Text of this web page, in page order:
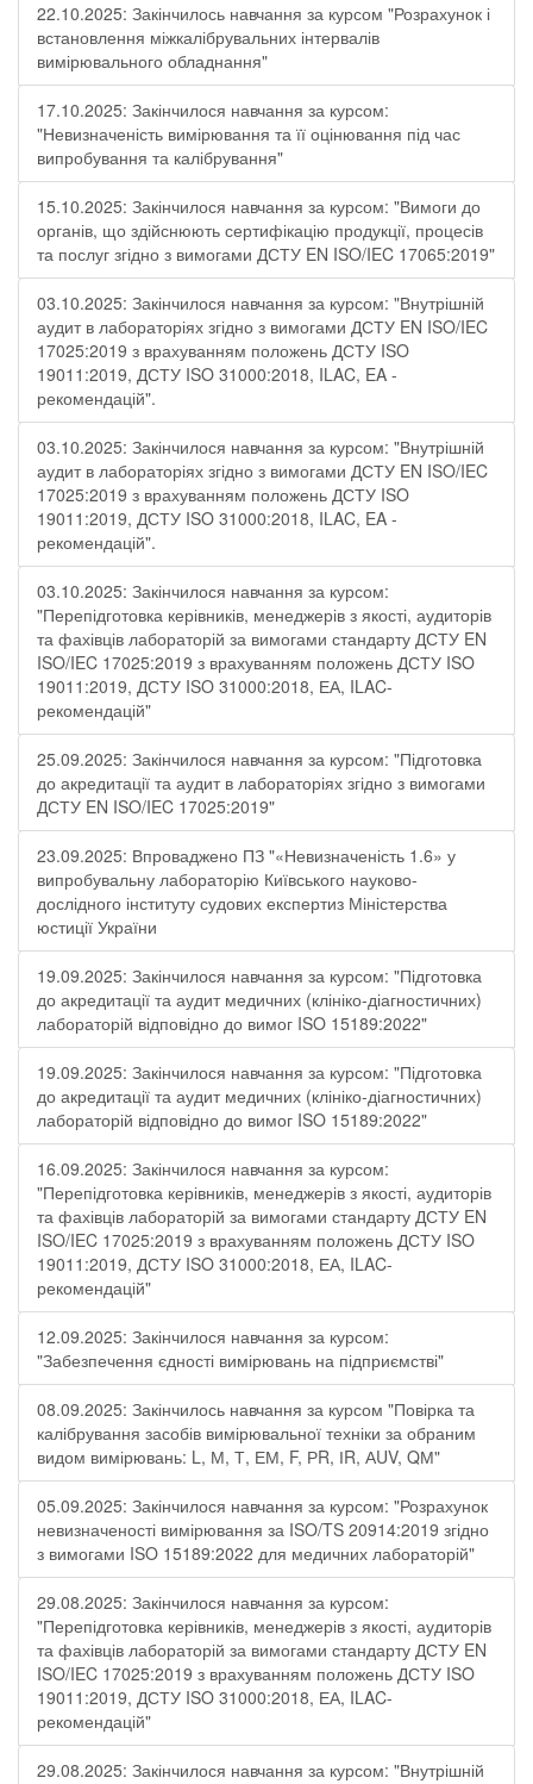
22.10.2025: Закінчилось навчання за курсом "Розрахунок і
встановлення міжкалібрувальних інтервалів
вимірювального обладнання"
17.10.2025: Закінчилося навчання за курсом:
"Невизначеність вимірювання та її оцінювання під час
випробування та калібрування"
15.10.2025: Закінчилося навчання за курсом: "Вимоги до
органів, що здійснюють сертифікацію продукції, процесів
та послуг згідно з вимогами ДСТУ EN ISO/IEC 17065:2019"
03.10.2025: Закінчилося навчання за курсом: "Внутрішній
аудит в лабораторіях згідно з вимогами ДСТУ EN ISO/IEC
17025:2019 з врахуванням положень ДСТУ ISO
19011:2019, ДСТУ ISO 31000:2018, ILAC, EA -
рекомендацій".
03.10.2025: Закінчилося навчання за курсом: "Внутрішній
аудит в лабораторіях згідно з вимогами ДСТУ EN ISO/IEC
17025:2019 з врахуванням положень ДСТУ ISO
19011:2019, ДСТУ ISO 31000:2018, ILAC, EA -
рекомендацій".
03.10.2025: Закінчилося навчання за курсом:
"Перепідготовка керівників, менеджерів з якості, аудиторів
та фахівців лабораторій за вимогами стандарту ДСТУ EN
ISO/IEC 17025:2019 з врахуванням положень ДСТУ ISO
19011:2019, ДСТУ ISO 31000:2018, ЕА, ILAC-
рекомендацій"
25.09.2025: Закінчилося навчання за курсом: "Підготовка
до акредитації та аудит в лабораторіях згідно з вимогами
ДСТУ EN ISO/IEC 17025:2019"
23.09.2025: Впроваджено ПЗ "«Невизначеність 1.6» у
випробувальну лабораторію Київського науково-
дослідного інституту судових експертиз Міністерства
юстиції України
19.09.2025: Закінчилося навчання за курсом: "Підготовка
до акредитації та аудит медичних (клініко-діагностичних)
лабораторій відповідно до вимог ISO 15189:2022"
19.09.2025: Закінчилося навчання за курсом: "Підготовка
до акредитації та аудит медичних (клініко-діагностичних)
лабораторій відповідно до вимог ISO 15189:2022"
16.09.2025: Закінчилося навчання за курсом:
"Перепідготовка керівників, менеджерів з якості, аудиторів
та фахівців лабораторій за вимогами стандарту ДСТУ EN
ISO/IEC 17025:2019 з врахуванням положень ДСТУ ISO
19011:2019, ДСТУ ISO 31000:2018, ЕА, ILAC-
рекомендацій"
12.09.2025: Закінчилося навчання за курсом:
"Забезпечення єдності вимірювань на підприємстві"
08.09.2025: Закінчилось навчання за курсом "Повірка та
калібрування засобів вимірювальної техніки за обраним
видом вимірювань: L, М, Т, ЕМ, F, РR, ІR, АUV, QМ"
05.09.2025: Закінчилося навчання за курсом: "Розрахунок
невизначеності вимірювання за ISO/TS 20914:2019 згідно
з вимогами ISO 15189:2022 для медичних лабораторій"
29.08.2025: Закінчилося навчання за курсом:
"Перепідготовка керівників, менеджерів з якості, аудиторів
та фахівців лабораторій за вимогами стандарту ДСТУ EN
ISO/IEC 17025:2019 з врахуванням положень ДСТУ ISO
19011:2019, ДСТУ ISO 31000:2018, ЕА, ILAC-
рекомендацій"
29.08.2025: Закінчилося навчання за курсом: "Внутрішній